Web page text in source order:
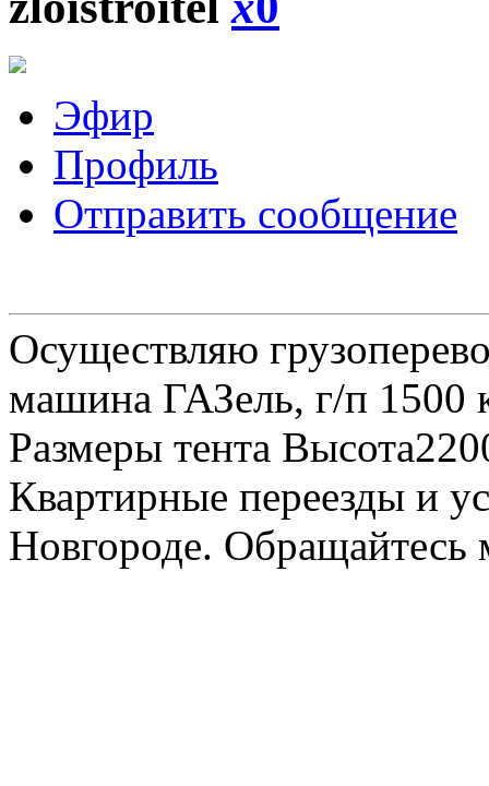
Эфир
Профиль
Отправить сообщение
Осуществляю
машина ГАЗель, г/п 1500
Размеры тента
Квартирные переезды и
Новгороде.